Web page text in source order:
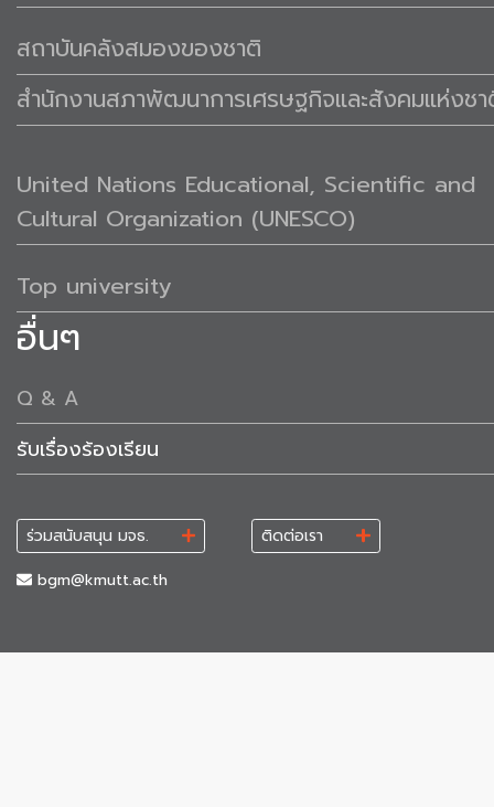
สถาบันคลังสมองของชาติ
สำนักงานสภาพัฒนาการเศรษฐกิจและสังคมแห่งช
United Nations Educational, Scientific and
Cultural Organization (UNESCO)
Top university
อื่นๆ
Q & A
รับเรื่องร้องเรียน
ร่วมสนับสนุน มจธ.
ติดต่อเรา
bgm@kmutt.ac.th